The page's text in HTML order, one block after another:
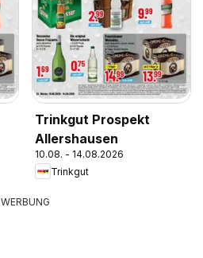
Trinkgut Prospekt
Allershausen
10.08. - 14.08.2026
Trinkgut
WERBUNG